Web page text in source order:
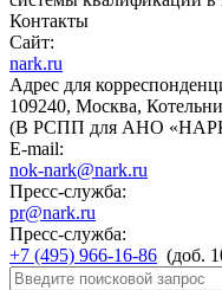
Контакты
Сайт:
nark.ru
Адрес для
109240, Москва,
(В РСПП для АНО
E-mail:
nok-nark@nark.ru
Пресс-служба:
pr@nark.ru
Пресс-служба:
+7 (495) 966-16-86 (доб.